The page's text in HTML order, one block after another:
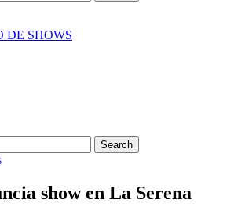
DE SHOWS
Search
show en La Serena